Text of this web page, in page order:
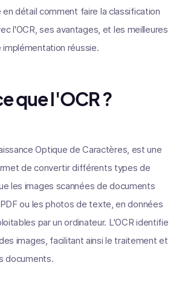
détail comment faire la classification
l'OCR, ses avantages, et les meilleures
implémentation réussie.
que l'OCR ?
Optique de Caractères, est une
de convertir différents types de
les images scannées de documents
ou les photos de texte, en données
par un ordinateur. L'OCR identifie
images, facilitant ainsi le traitement et
documents.